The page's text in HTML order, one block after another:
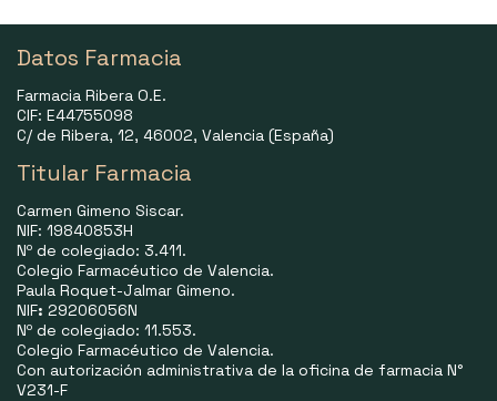
Datos Farmacia
Farmacia Ribera O.E.
CIF: E44755098
C/ de Ribera, 12, 46002, Valencia (España)
Titular Farmacia
Carmen Gimeno Siscar.
NIF: 19840853H
Nº de colegiado: 3.411.
Colegio Farmacéutico de Valencia.
Paula Roquet-Jalmar Gimeno.
NIF: 29206056N
Nº de colegiado: 11.553.
Colegio Farmacéutico de Valencia.
Con autorización administrativa de la oficina de farmacia N°
V231-F